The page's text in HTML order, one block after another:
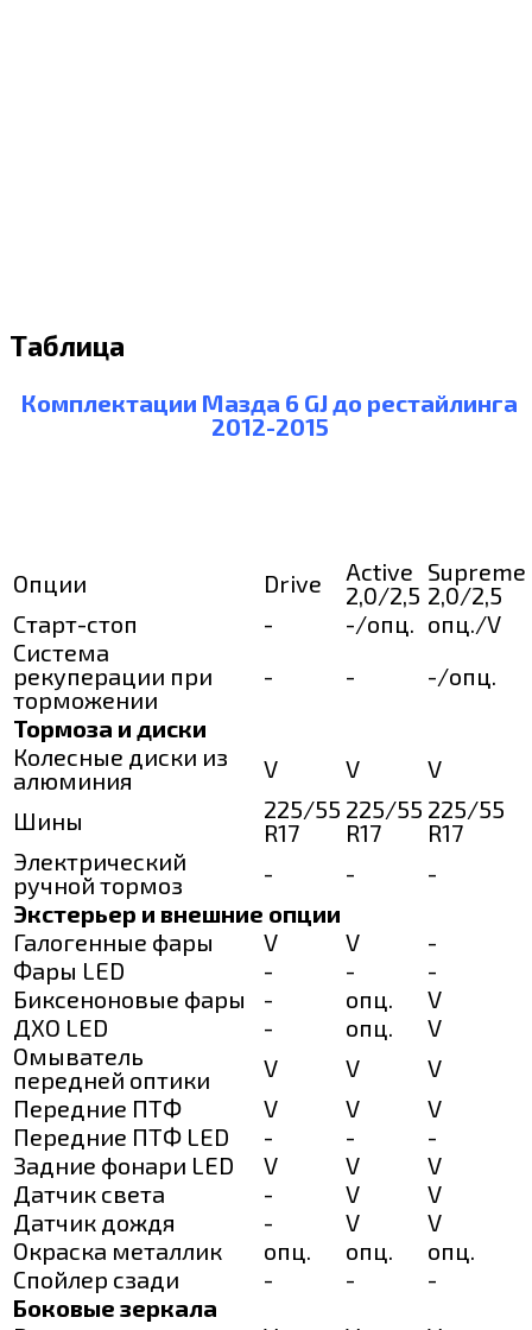
Таблица
Комплектации Мазда 6 GJ до рестайлинга
2012-2015
Опции Drive
Active
2,0/2,5
Supreme
2,0/2,5
Старт-стоп
- -/опц. опц./V
Система
рекуперации при
торможении
- -
-/опц.
Тормоза и диски
Колесные диски из
алюминия
V V
V
Шины
225/55
R17
225/55
R17
225/55
R17
Электрический
ручной тормоз
- -
-
Экстерьер и внешние опции
Галогенные фары
V V
-
Фары LED
- -
-
Биксеноновые фары
- опц.
V
ДХО LED
- опц.
V
Омыватель
передней оптики
V V
V
Передние ПТФ
V V
V
Передние ПТФ LED
- -
-
Задние фонари LED
V V
V
Датчик света
- V
V
Датчик дождя
- V
V
Окраска металлик
опц. опц.
опц.
Спойлер сзади
- -
-
Боковые зеркала